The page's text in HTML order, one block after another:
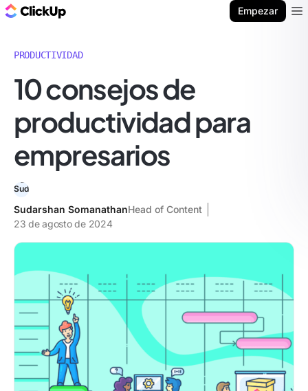
Empezar
PRODUCTIVIDAD
10 consejos de
productividad para
empresarios
Sudarshan SomanathanHead of Content
23 de agosto de 2024